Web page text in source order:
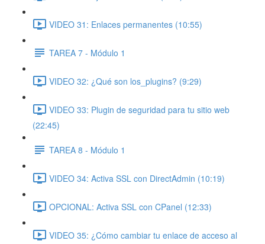
VIDEO 31: Enlaces permanentes (10:55)
TAREA 7 - Módulo 1
VIDEO 32: ¿Qué son los_plugins? (9:29)
VIDEO 33: Plugin de seguridad para tu sitio web
(22:45)
TAREA 8 - Módulo 1
VIDEO 34: Activa SSL con DirectAdmin (10:19)
OPCIONAL: Activa SSL con CPanel (12:33)
VIDEO 35: ¿Cómo cambiar tu enlace de acceso al